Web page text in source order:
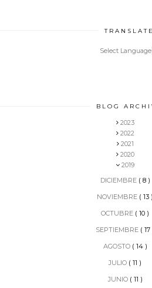
TRANSLATE
Select Language
BLOG
2023
2022
2021
2020
2019
DICIEMBRE ( 8 )
NOVIEMBRE ( 13 )
OCTUBRE ( 10 )
SEPTIEMBRE ( 17
AGOSTO ( 14 )
JULIO ( 11 )
JUNIO ( 11 )